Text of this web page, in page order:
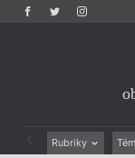
Rubriky